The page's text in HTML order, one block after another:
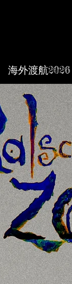
海外渡航2026